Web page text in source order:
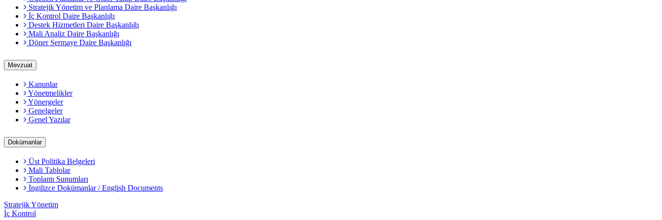
Stratejik Yönetim ve Planlama Daire Başkanlığı
İç Kontrol Daire Başkanlığı
Destek Hizmetleri Daire Başkanlığı
Mali Analiz Daire Başkanlığı
Döner Sermaye Daire Başkanlığı
Mevzuat
Kanunlar
Yönetmelikler
Yönergeler
Genelgeler
Genel Yazılar
Dokümanlar
Üst Politika Belgeleri
Mali Tablolar
Toplantı Sunumları
İngilizce Dokümanlar / English Documents
Stratejik Yönetim
İç Kontrol